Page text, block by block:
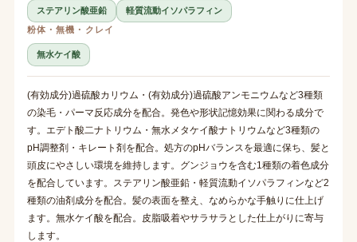
ステアリン酸亜鉛
軽質流動イソパラフィン
粉体・無機・クレイ
無水ケイ酸
(有効成分)過硫酸カリウム・(有効成分)過硫酸アンモニウムなど3種類
の染毛・パーマ反応成分を配合。発色や形状記憶効果に関わる成分で
す。エデト酸二ナトリウム・無水メタケイ酸ナトリウムなど3種類の
pH調整剤・キレート剤を配合。処方のpHバランスを最適に保ち、髪と
頭皮にやさしい環境を維持します。グンジョウを含む1種類の着色成分
を配合しています。ステアリン酸亜鉛・軽質流動イソパラフィンなど2
種類の油剤成分を配合。髪の表面を整え、なめらかな手触りに仕上げ
ます。無水ケイ酸を配合。皮脂吸着やサラサラとした仕上がりに寄与
します。